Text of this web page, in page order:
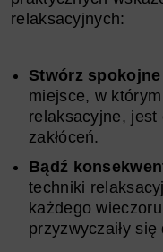
relaksacyjnych:
Stwórz
miejsce, w
relaksacyjne, jest
zakłóceń.
Bądź
techniki
każdego
przyzwyczaiły się